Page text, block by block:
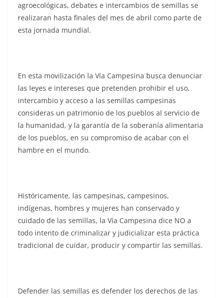
agroecológicas, debates e intercambios de semillas se
realizaran hasta finales del mes de abril como parte de
esta jornada mundial.
En esta movilización la Vía Campesina busca denunciar
las leyes e intereses que pretenden prohibir el uso,
intercambio y acceso a las semillas campesinas
consideras un patrimonio de los pueblos al servicio de
la humanidad, y la garantía de la soberanía alimentaria
de los pueblos, en su compromiso de acabar con el
hambre en el mundo.
Históricamente, las campesinas, campesinos,
indígenas, hombres y mujeres han conservado y
cuidado de las semillas, la Vía Campesina dice NO a
todo intento de criminalizar y judicializar esta práctica
tradicional de cuidar, producir y compartir las semillas.
Defender las semillas es defender los derechos de las